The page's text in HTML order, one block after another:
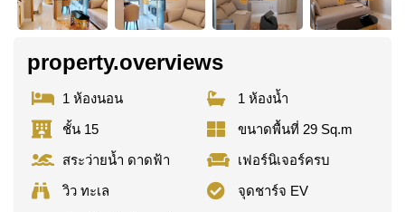
property.overviews
1 ห้องนอน
1 ห้องน้ำ
ชั้น 15
ขนาดพื้นที่ 29 Sq.m
สระว่ายน้ำ ดาดฟ้า
เฟอร์นิเจอร์ครบ
วิว ทะเล
จุดชาร์จ EV